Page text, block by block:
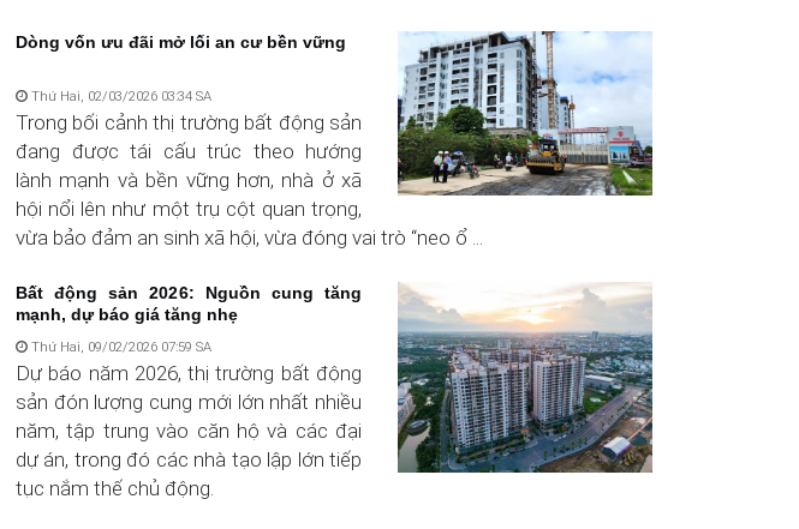
Dòng vốn ưu đãi mở lối an cư bền vững
Thứ Hai, 02/03/2026 03:34 SA
Trong bối cảnh thị trường bất động sản
đang được tái cấu trúc theo hướng
lành mạnh và bền vững hơn, nhà ở xã
hội nổi lên như một trụ cột quan trọng,
vừa bảo đảm an sinh xã hội, vừa đóng vai trò “neo ổ ...
Bất động sản 2026: Nguồn cung tăng
mạnh, dự báo giá tăng nhẹ
Thứ Hai, 09/02/2026 07:59 SA
Dự báo năm 2026, thị trường bất động
sản đón lượng cung mới lớn nhất nhiều
năm, tập trung vào căn hộ và các đại
dự án, trong đó các nhà tạo lập lớn tiếp
tục nắm thế chủ động.